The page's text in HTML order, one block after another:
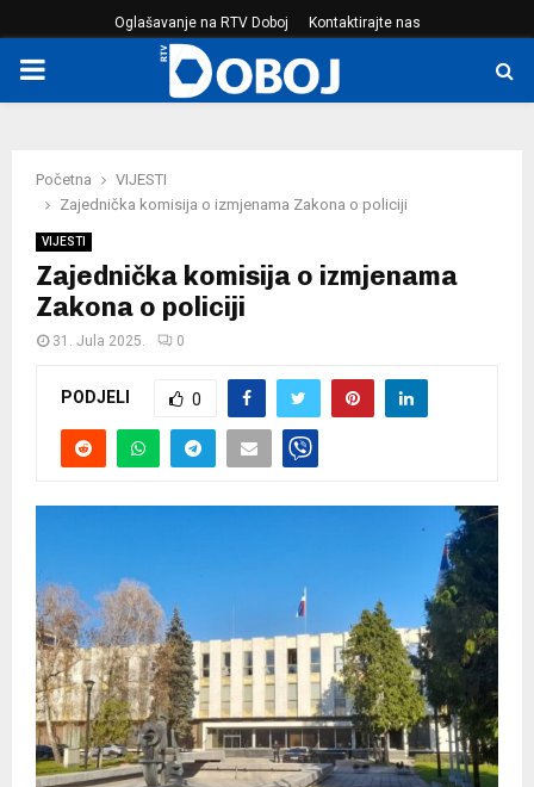
Oglašavanje na RTV Doboj Kontaktirajte nas
PRIMARY
Početna
VIJESTI
Zajednička komisija o izmjenama Zakona o policiji
VIJESTI
Zajednička komisija o izmjenama
Zakona o policiji
31. Jula 2025. 0
PODJELI 0